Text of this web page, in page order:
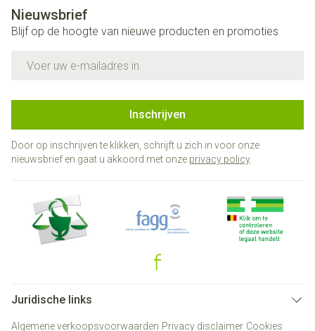
Nieuwsbrief
Blijf op de hoogte van nieuwe producten en promoties
Inschrijven
Door op inschrijven te klikken, schrijft u zich in voor onze
nieuwsbrief en gaat u akkoord met onze privacy policy.
Juridische links
Algemene verkoopsvoorwaarden Privacy disclaimer Cookies